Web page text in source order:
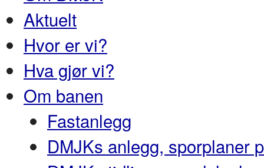
Aktuelt
Hvor er vi?
Hva gjør vi?
Om banen
Fastanlegg
DMJKs anlegg, sporplaner